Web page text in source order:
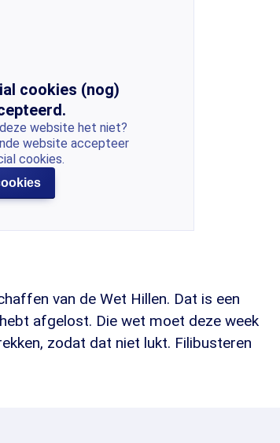
cookies (nog)
website het niet?
website accepteer
cookies.
van de Wet Hillen. Dat is een
afgelost. Die wet moet deze week
zodat dat niet lukt. Filibusteren